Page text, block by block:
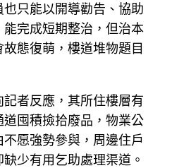
只能以開導勸告、協助
完成短期整治，但治本
態復萌，樓道堆物題目
者反應，其所住樓層有
囤積撿拾廢品，物業公
愿強勢參與，周邊住戶
少有用乞助處理渠道。